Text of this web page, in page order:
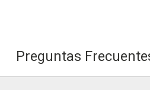
Preguntas